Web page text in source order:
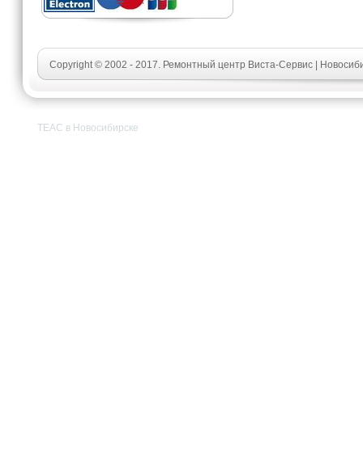
Copyright © 2002 - 2017. Ремонтный центр Виста-Сервис |
TEAC в Новосибирске